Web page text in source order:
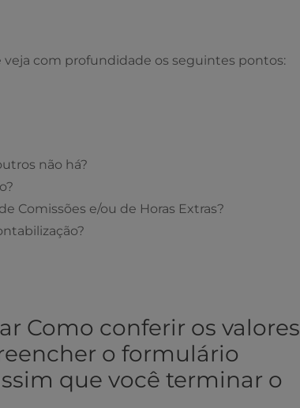
veja com profundidade os seguintes pontos:
não há?
Comissões e/ou de Horas Extras?
Como conferir os valores
o formulário
que você terminar o